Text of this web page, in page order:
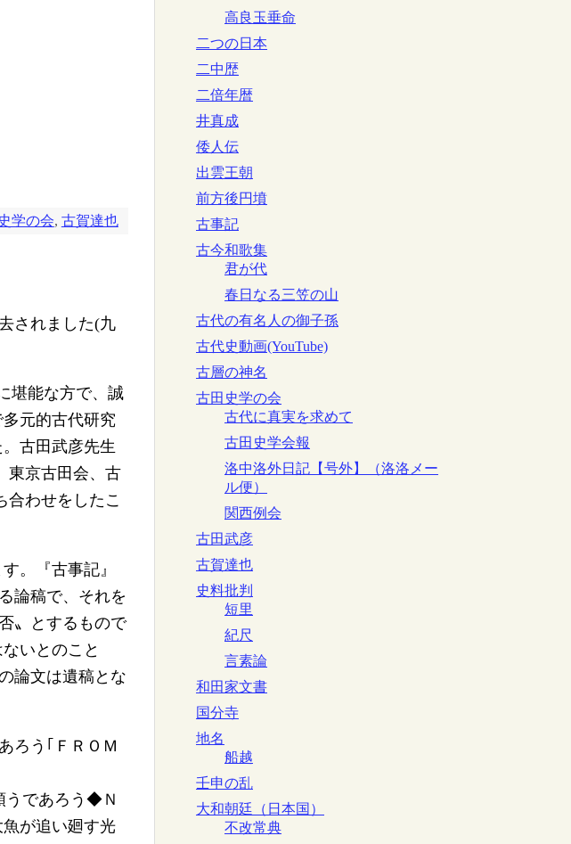
学の会, 古賀達也
されました(九
堪能な方で、誠
元的古代研究
古田武彦先生
東京古田会、古
合わせをしたこ
。『古事記』
論稿で、それを
〟とするもので
いとのこと
論文は遺稿とな
ろう｢ＦＲＯＭ
うであろう◆Ｎ
が追い廻す光
高良玉垂命
二つの日本
二中歴
二倍年暦
井真成
倭人伝
出雲王朝
前方後円墳
古事記
古今和歌集
君が代
春日なる三笠の山
古代の有名人の御子孫
古代史動画(YouTube)
古層の神名
古田史学の会
古代に真実を求めて
古田史学会報
洛中洛外日記【号外】（洛洛メー
ル便）
関西例会
古田武彦
古賀達也
史料批判
短里
紀尺
言素論
和田家文書
国分寺
地名
船越
壬申の乱
大和朝廷（日本国）
不改常典